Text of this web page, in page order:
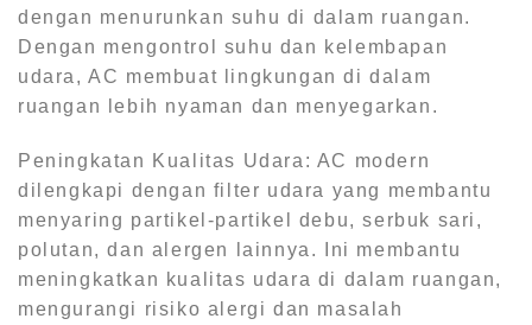
dengan menurunkan suhu di dalam ruangan.
Dengan mengontrol suhu dan kelembapan
udara, AC membuat lingkungan di dalam
ruangan lebih nyaman dan menyegarkan.
Peningkatan Kualitas Udara: AC modern
dilengkapi dengan filter udara yang membantu
menyaring partikel-partikel debu, serbuk sari,
polutan, dan alergen lainnya. Ini membantu
meningkatkan kualitas udara di dalam ruangan,
mengurangi risiko alergi dan masalah